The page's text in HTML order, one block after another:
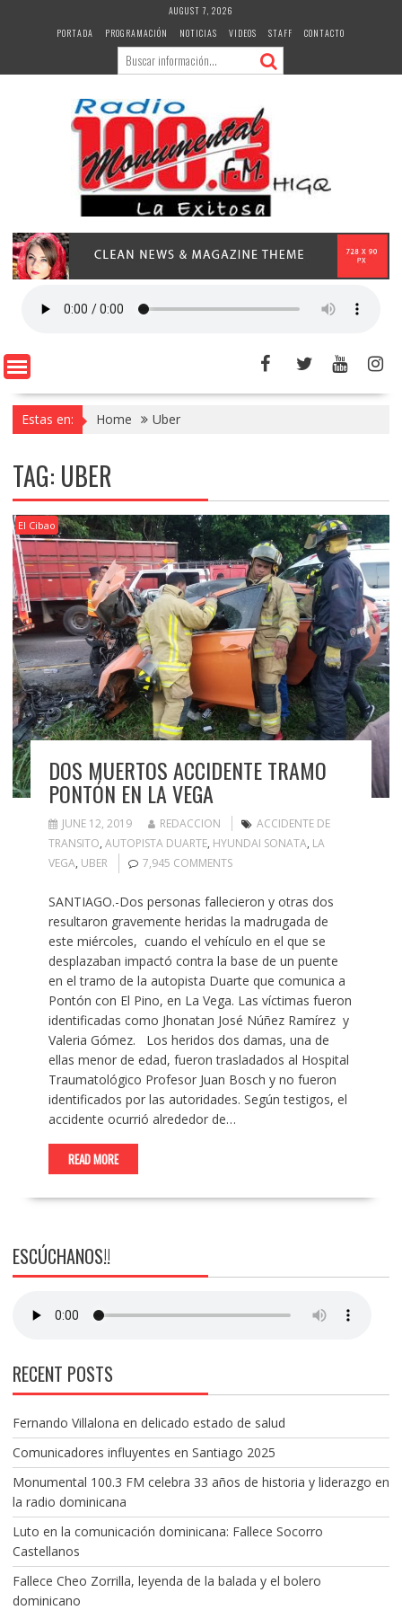
AUGUST 7, 2026
PORTADA
PROGRAMACIÓN NOTICIAS VIDEOS STAFF CONTACTO
Estas en: Home Uber
TAG: UBER
El Cibao
DOS MUERTOS ACCIDENTE TRAMO
PONTÓN EN LA VEGA
JUNE 12, 2019 REDACCION
ACCIDENTE DE
TRANSITO, AUTOPISTA DUARTE, HYUNDAI SONATA, LA
VEGA, UBER 7,945 COMMENTS
SANTIAGO.-Dos personas fallecieron y otras dos
resultaron gravemente heridas la madrugada de
este miércoles, cuando el vehículo en el que se
desplazaban impactó contra la base de un puente
en el tramo de la autopista Duarte que comunica a
Pontón con El Pino, en La Vega. Las víctimas fueron
identificadas como Jhonatan José Núñez Ramírez y
Valeria Gómez. Los heridos dos damas, una de
ellas menor de edad, fueron trasladados al Hospital
Traumatológico Profesor Juan Bosch y no fueron
identificados por las autoridades. Según testigos, el
accidente ocurrió alrededor de…
READ MORE
ESCÚCHANOS!!
RECENT POSTS
Fernando Villalona en delicado estado de salud
Comunicadores influyentes en Santiago 2025
Monumental 100.3 FM celebra 33 años de historia y liderazgo en
la radio dominicana
Luto en la comunicación dominicana: Fallece Socorro
Castellanos
Fallece Cheo Zorrilla, leyenda de la balada y el bolero
dominicano